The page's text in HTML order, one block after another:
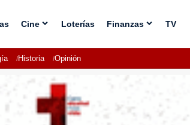
Cine Loterías Finanzas TV
Historia Opinión